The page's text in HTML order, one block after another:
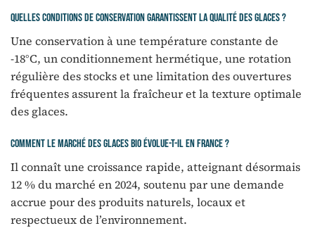
Quelles conditions de conservation garantissent la qualité des glaces ?
Une conservation à une température constante de
-18°C, un conditionnement hermétique, une rotation
régulière des stocks et une limitation des ouvertures
fréquentes assurent la fraîcheur et la texture optimale
des glaces.
Comment le marché des glaces bio évolue-t-il en France ?
Il connaît une croissance rapide, atteignant désormais
12 % du marché en 2024, soutenu par une demande
accrue pour des produits naturels, locaux et
respectueux de l’environnement.